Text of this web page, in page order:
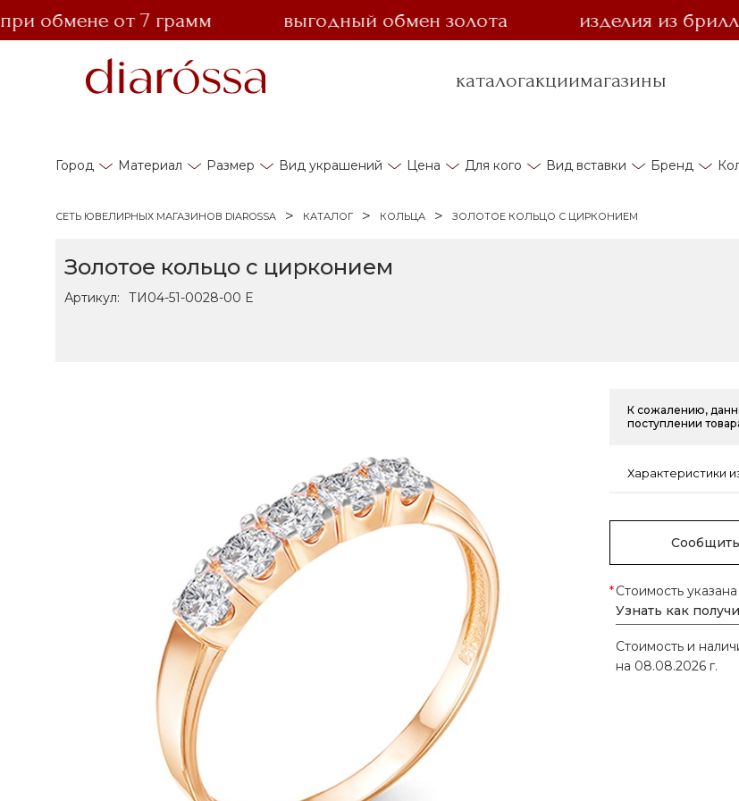
от 7 грамм выгодный обмен золота изделия из
каталогакциимагазины
Город Материал Размер Вид украшений Цена Для кого Вид вставки Бренд
СЕТЬ ЮВЕЛИРНЫХ МАГАЗИНОВ DIAROSSA КАТАЛОГ КОЛЬЦА ЗОЛОТОЕ КОЛЬЦО С ЦИРКОНИЕМ
Золотое кольцо с цирконием
Артикул: ТИ04-51-0028-00 Е
К сожалению,
поступлении
Характеристики
*Стоимость
Узнать как
Стоимость и
на 08.08.2026 г.